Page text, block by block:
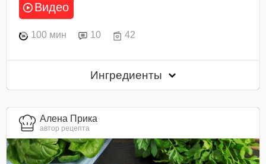
Видео
100 мин 10 42
Ингредиенты
Алена Прика
автор рецепта